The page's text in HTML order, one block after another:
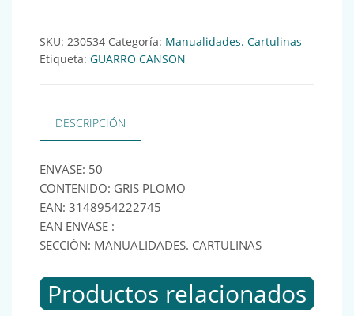
SKU: 230534 Categoría: Manualidades. Cartulinas
Etiqueta: GUARRO CANSON
DESCRIPCIÓN
ENVASE: 50
CONTENIDO: GRIS PLOMO
EAN: 3148954222745
EAN ENVASE :
SECCIÓN: MANUALIDADES. CARTULINAS
Productos relacionados